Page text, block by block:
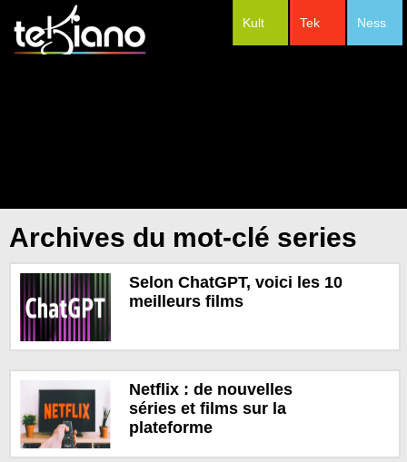
Ness
Tek
Kult
Archives du mot-clé series
Selon ChatGPT, voici les 10
meilleurs films
Netflix : de nouvelles
séries et films sur la
plateforme